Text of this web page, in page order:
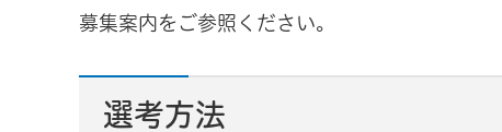
募集案内をご参照ください。
選考方法